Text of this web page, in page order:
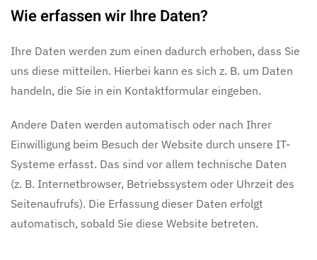
Wie erfassen wir Ihre Daten?
Ihre Daten werden zum einen dadurch erhoben, dass Sie
uns diese mitteilen. Hierbei kann es sich z. B. um Daten
handeln, die Sie in ein Kontaktformular eingeben.
Andere Daten werden automatisch oder nach Ihrer
Einwilligung beim Besuch der Website durch unsere IT-
Systeme erfasst. Das sind vor allem technische Daten
(z. B. Internetbrowser, Betriebssystem oder Uhrzeit des
Seitenaufrufs). Die Erfassung dieser Daten erfolgt
automatisch, sobald Sie diese Website betreten.